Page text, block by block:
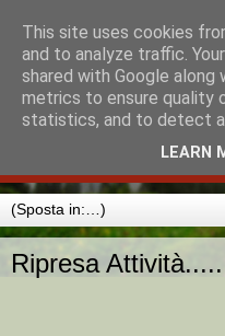
MISSIONE
ITALIANA
MADONNA
Ripresa Attività.....
This site uses cookies
and to analyze traffic.
shared with Google
metrics to ensure quality
statistics, and to detect
LEARN